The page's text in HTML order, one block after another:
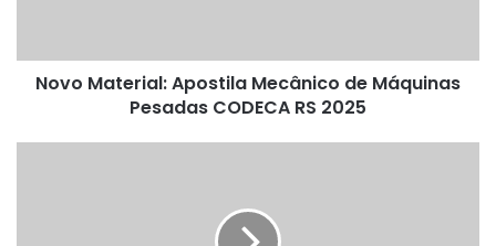
RS
2025Novo Material: Apostila Mecânico de Máquinas
Pesadas CODECA RS 2025